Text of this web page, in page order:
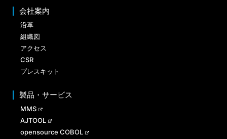
会社案内
沿革
組織図
アクセス
CSR
プレスキット
製品・サービス
MMS
AJTOOL
opensource COBOL